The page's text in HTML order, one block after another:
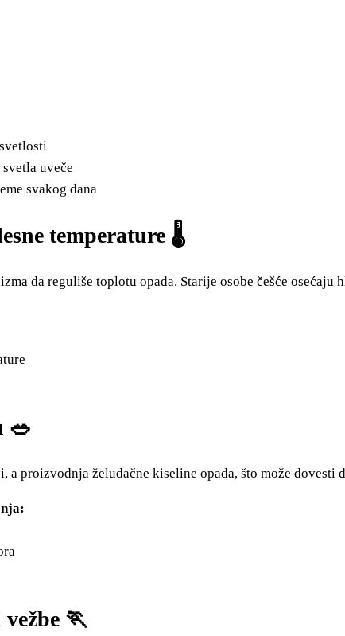
uveče
svakog dana
temperature 🌡️
da reguliše toplotu opada. Starije osobe češće osećaju
🥗
a proizvodnja želudačne kiseline opada, što može dovesti
🏃